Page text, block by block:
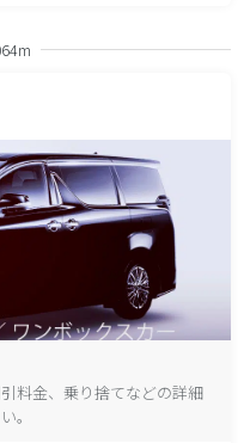
料金、乗り捨てなどの詳細
。